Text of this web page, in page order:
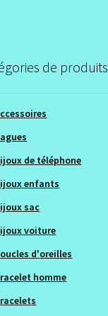
de produits
de téléphone
enfants
sac
voiture
d'oreilles
homme